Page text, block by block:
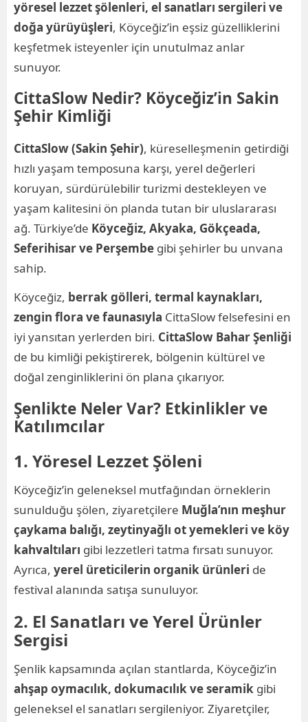
yöresel lezzet şölenleri, el sanatları sergileri ve
doğa yürüyüşleri, Köyceğiz’in eşsiz güzelliklerini
keşfetmek isteyenler için unutulmaz anlar
sunuyor.
CittaSlow Nedir? Köyceğiz’in Sakin
Şehir Kimliği
CittaSlow (Sakin Şehir), küreselleşmenin getirdiği
hızlı yaşam temposuna karşı, yerel değerleri
koruyan, sürdürülebilir turizmi destekleyen ve
yaşam kalitesini ön planda tutan bir uluslararası
ağ. Türkiye’de Köyceğiz, Akyaka, Gökçeada,
Seferihisar ve Perşembe gibi şehirler bu unvana
sahip.
Köyceğiz, berrak gölleri, termal kaynakları,
zengin flora ve faunasıyla CittaSlow felsefesini en
iyi yansıtan yerlerden biri. CittaSlow Bahar Şenliği
de bu kimliği pekiştirerek, bölgenin kültürel ve
doğal zenginliklerini ön plana çıkarıyor.
Şenlikte Neler Var? Etkinlikler ve
Katılımcılar
1. Yöresel Lezzet Şöleni
Köyceğiz’in geleneksel mutfağından örneklerin
sunulduğu şölen, ziyaretçilere Muğla’nın meşhur
çaykama balığı, zeytinyağlı ot yemekleri ve köy
kahvaltıları gibi lezzetleri tatma fırsatı sunuyor.
Ayrıca, yerel üreticilerin organik ürünleri de
festival alanında satışa sunuluyor.
2. El Sanatları ve Yerel Ürünler
Sergisi
Şenlik kapsamında açılan stantlarda, Köyceğiz’in
ahşap oymacılık, dokumacılık ve seramik gibi
geleneksel el sanatları sergileniyor. Ziyaretçiler,